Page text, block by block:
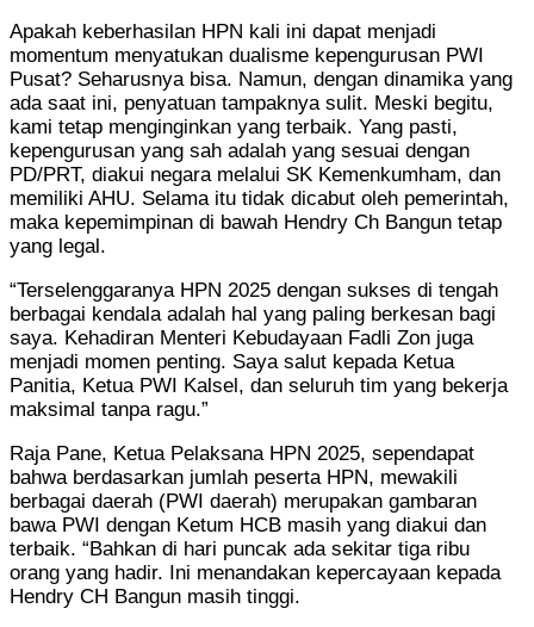
Apakah keberhasilan HPN kali ini dapat menjadi
momentum menyatukan dualisme kepengurusan PWI
Pusat? Seharusnya bisa. Namun, dengan dinamika yang
ada saat ini, penyatuan tampaknya sulit. Meski begitu,
kami tetap menginginkan yang terbaik. Yang pasti,
kepengurusan yang sah adalah yang sesuai dengan
PD/PRT, diakui negara melalui SK Kemenkumham, dan
memiliki AHU. Selama itu tidak dicabut oleh pemerintah,
maka kepemimpinan di bawah Hendry Ch Bangun tetap
yang legal.
“Terselenggaranya HPN 2025 dengan sukses di tengah
berbagai kendala adalah hal yang paling berkesan bagi
saya. Kehadiran Menteri Kebudayaan Fadli Zon juga
menjadi momen penting. Saya salut kepada Ketua
Panitia, Ketua PWI Kalsel, dan seluruh tim yang bekerja
maksimal tanpa ragu.”
Raja Pane, Ketua Pelaksana HPN 2025, sependapat
bahwa berdasarkan jumlah peserta HPN, mewakili
berbagai daerah (PWI daerah) merupakan gambaran
bawa PWI dengan Ketum HCB masih yang diakui dan
terbaik. “Bahkan di hari puncak ada sekitar tiga ribu
orang yang hadir. Ini menandakan kepercayaan kepada
Hendry CH Bangun masih tinggi.